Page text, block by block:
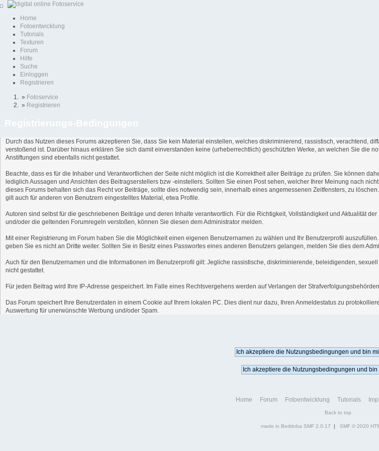
Home
Fotoentwicklung
Tutorials
Texturen
Forum
Hilfe
Suche
Einloggen
Registrieren
» Fotoservice
» Registrieren
Durch das Nutzen dieses Forums akzeptieren Sie, dass Sie kein Material einstellen, welches diskriminierend, rassistisch, verachtend,
verstoßend ist. Darüber hinaus erklären Sie sich damit einverstanden keine (urheberrechtlich) geschützten Werke, an welchen Sie die
Anstiftungen sind ebenfalls nicht gestattet.
Beachte, dass es für die Inhaber und Verantwortlichen der Seite nicht möglich ist die Korrektheit aller Beiträge zu prüfen. Sie können
lediglich Aussagen und Ansichten des Beitragserstellers bzw -einstellers. Sollten Sie einen Post sehen, welcher Ihrer Meinung nach
dieses Forums behalten sich das Recht vor Beiträge, sollte dies notwendig sein, innerhalb eines angemessenen Zeitfensters, zu
gilt auch für anderen von Benutzern eingestelltes Material, etwa Profile.
Autoren sind selbst für die geschriebenen Beiträge und deren Inhalte verantwortlich. Für die Richtigkeit, Vollständigkeit und Aktualität
und/oder die geltenden Forumregeln verstoßen, können Sie diesen dem Administrator melden.
Mit einer Registrierung im Forum haben Sie die Möglichkeit einen eigenen Benutzernamen zu wählen und Ihr Benutzerprofil
geben Sie es nicht an Dritte weiter. Sollten Sie in Besitz eines Passwortes eines anderen Benutzers gelangen, melden Sie dies dem
Auch für den Benutzernamen und die Informationen im Benutzerprofil gilt: Jegliche rassistische, diskriminierende, beleidigenden,
nicht gestattet.
Für jeden Beitrag wird Ihre IP-Adresse gespeichert. Im Falle eines Rechtsvergehens werden auf Verlangen der
Das Forum speichert Ihre Benutzerdaten in einem Cookie auf Ihrem lokalen PC. Dies dient nur dazu, Ihren Anmeldestatus zu
Auswertung für unerwünschte Werbung und/oder Spam.
Home Forum Fotoentwicklung Tutorials
Back to top
made in Berldoba SMF 2.0.17 | SMF © 2020